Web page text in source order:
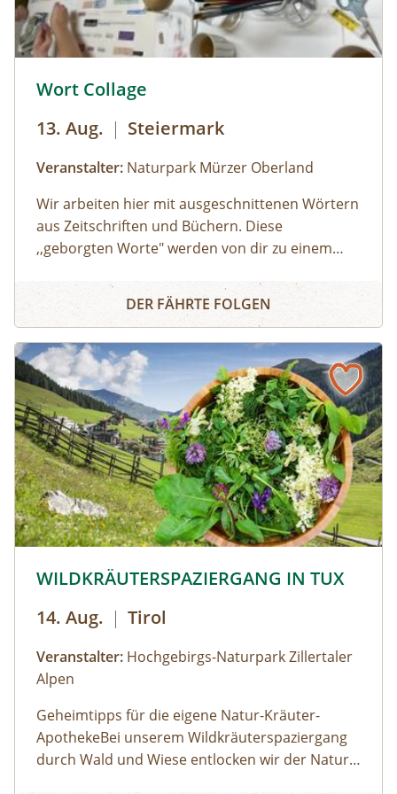
Wort Collage
13. Aug. | Steiermark
Veranstalter: Naturpark Mürzer Oberland
Wir arbeiten hier mit ausgeschnittenen Wörtern
aus Zeitschriften und Büchern. Diese
,,geborgten Worte" werden von dir zu einem
Worte können herumgeschoben oder
zurechtgeschnitten werden, bis eine für dich
Collagetechnik entstehen Bilder im Kopf. Diese
Bilder und momentane Gefühle können im
Anschluss mit unterschiedlichen Materealien
auf Papier gemalt werden. Der zuvor
entstandene Text wird als Abschluss auf das
gemalte Bild geklebt.
Wort Collage
DER FÄHRTE FOLGEN
© © Hochgebirgs-Naturpark Zillertaler Alpen
WILDKRÄUTERSPAZIERGANG IN TUX
14. Aug. | Tirol
Veranstalter: Hochgebirgs-Naturpark Zillertaler
Alpen
Geheimtipps für die eigene Natur-Kräuter-
ApothekeBei unserem Wildkräuterspaziergang
durch Wald und Wiese entlocken wir der Natur